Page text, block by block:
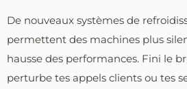
De nouveaux systèmes de
permettent des machines plus
hausse des performances. Fini le
perturbe tes appels clients ou tes